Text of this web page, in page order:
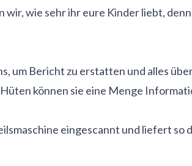
wie sehr ihr eure Kinder liebt,
um Bericht zu erstatten und alles
können sie eine Menge
eingescannt und liefert so